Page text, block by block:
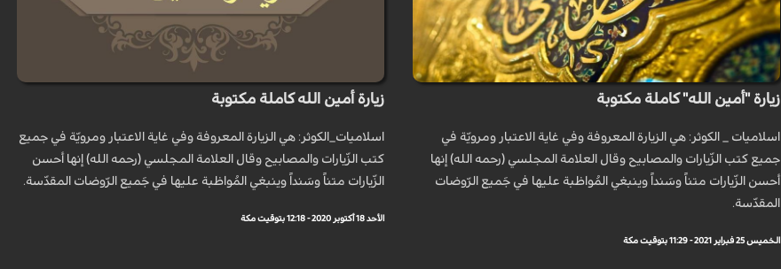
زيارة "أمين الله" كاملة مكتوبة
اسلاميات _ الكوثر: هي الزيارة المعروفة وفي غاية الاعتبار ومرويّة في
جميع كتب الزّيارات والمصابيح وقال العلامة المجلسي (رحمه الله) إنها
أحسن الزّيارات متناً وسَنداً وينبغي المُواظبة عليها في جَميع الرّوضات
المقدّسة.
الخميس 25 فبراير 2021 - 11:29 بتوقيت مكة
زيارة أمين الله كاملة مكتوبة
اسلاميات_الكوثر: هي الزيارة المعروفة وفي غاية الاعتبار ومرويّة في جميع
كتب الزّيارات والمصابيح وقال العلامة المجلسي (رحمه الله) إنها أحسن
الزّيارات متناً وسَنداً وينبغي المُواظبة عليها في جَميع الرّوضات المقدّسة.
الأحد 18 أكتوبر 2020 - 12:18 بتوقيت مكة